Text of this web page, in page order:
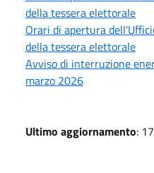
della tessera elettorale
Orari di apertura
della tessera elettorale
Avviso di interruzione
marzo 2026
Ultimo aggiornamento: